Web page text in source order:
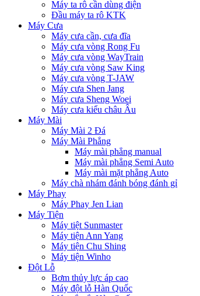
Máy ta rô cần dùng điện
Đầu máy ta rô KTK
Máy Cưa
Máy cưa cần, cưa đĩa
Máy cưa vòng Rong Fu
Máy cưa vòng WayTrain
Máy cưa vòng Saw King
Máy cưa vòng T-JAW
Máy cưa Shen Jang
Máy cưa Sheng Woei
Máy cưa kiểu châu Âu
Máy Mài
Máy Mài 2 Đá
Máy Mài Phẳng
Máy mài phẳng manual
Máy mài phẳng Semi Auto
Máy mài mặt phẳng Auto
Máy chà nhám đánh bóng đánh gỉ
Máy Phay
Máy Phay Jen Lian
Máy Tiện
Máy tiệt Sunmaster
Máy tiện Ann Yang
Máy tiện Chu Shing
Máy tiện Winho
Đột Lỗ
Bơm thủy lực áp cao
Máy đột lỗ Hàn Quốc